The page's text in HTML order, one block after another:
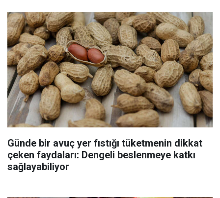
Günde bir avuç yer fıstığı tüketmenin dikkat
çeken faydaları: Dengeli beslenmeye katkı
sağlayabiliyor